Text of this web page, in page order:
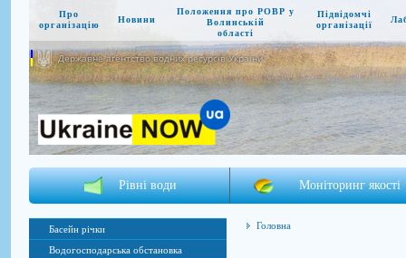
Про
організацію
Новини
Положення про РОВР у
Волинській
області
Підвідомчі
організації
Державне агентство водних ресурсів України
Рівні води Моніторинг якості
Басейн річки
Водогосподарська обстановка
Головна